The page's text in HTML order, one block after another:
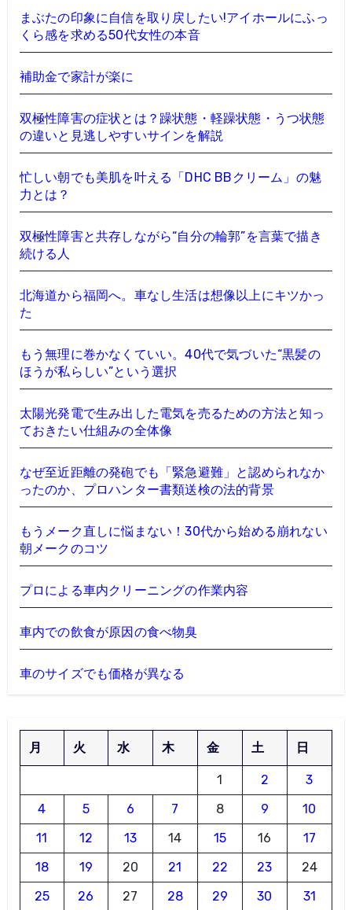
まぶたの印象に自信を取り戻したい!アイホールにふっ
くら感を求める50代女性の本音
補助金で家計が楽に
双極性障害の症状とは？躁状態・軽躁状態・うつ状態
の違いと見逃しやすいサインを解説
忙しい朝でも美肌を叶える「DHC BBクリーム」の魅
力とは？
双極性障害と共存しながら“自分の輪郭”を言葉で描き
続ける人
北海道から福岡へ。車なし生活は想像以上にキツかっ
た
もう無理に巻かなくていい。40代で気づいた“黒髪の
ほうが私らしい”という選択
太陽光発電で生み出した電気を売るための方法と知っ
ておきたい仕組みの全体像
なぜ至近距離の発砲でも「緊急避難」と認められなか
ったのか、プロハンター書類送検の法的背景
もうメーク直しに悩まない！30代から始める崩れない
朝メークのコツ
プロによる車内クリーニングの作業内容
車内での飲食が原因の食べ物臭
車のサイズでも価格が異なる
月 火 水 木 金 土 日
1 2
3
4
5 6 7 8 9
10
11
12 13 14 15 16
17
18
19 20 21 22 23
24
25
26 27 28 29 30 31